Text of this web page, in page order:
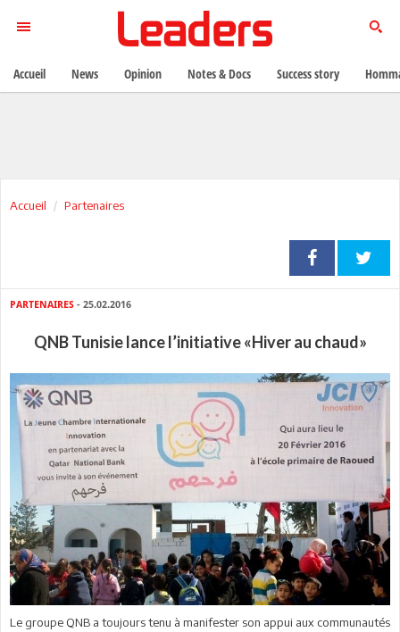
Accueil Partenaires
PARTENAIRES - 25.02.2016
QNB Tunisie lance l’initiative «Hiver au chaud»
Le groupe QNB a toujours tenu à manifester son appui aux communautés
Accueil News Opinion Notes & Docs Success story